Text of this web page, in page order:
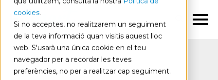
cookies.
Si no acceptes, no realitzarem un seguiment
de la teva informació quan visitis aquest lloc
web. S'usarà una única cookie en el teu
navegador per a recordar les teves
preferències, no per a realitzar cap seguiment.
CA